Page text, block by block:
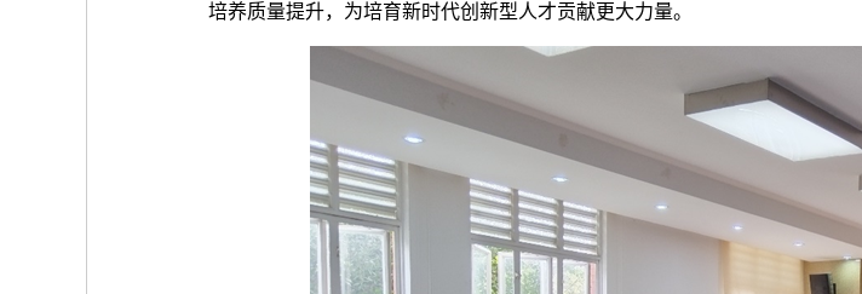
培养质量提升，为培育新时代创新型人才贡献更大力量。